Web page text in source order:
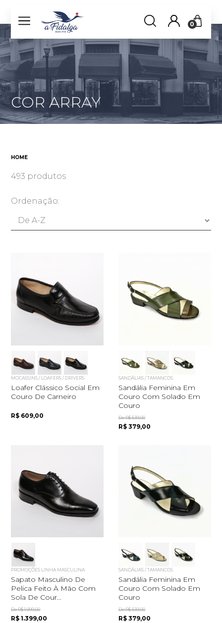
0
COR ARRAY
HOME
493 produtos
Ordenação:
MOCASSINS / LOAFERS / DRIVERS
Loafer Clássico Social Em
Couro De Carneiro
R$ 609,00
SANDÁLIAS / TAMANCOS
Sandália Feminina Em
Couro Com Solado Em
Couro
De R$ 539,00
R$ 379,00
PROMOÇÕES LINHA MASCULINA
Sapato Masculino De
Pelica Feito À Mão Com
Sola De Cour...
De R$ 1.999,00
R$ 1.399,00
SANDÁLIAS / TAMANCOS
Sandália Feminina Em
Couro Com Solado Em
Couro
De R$ 539,00
R$ 379,00